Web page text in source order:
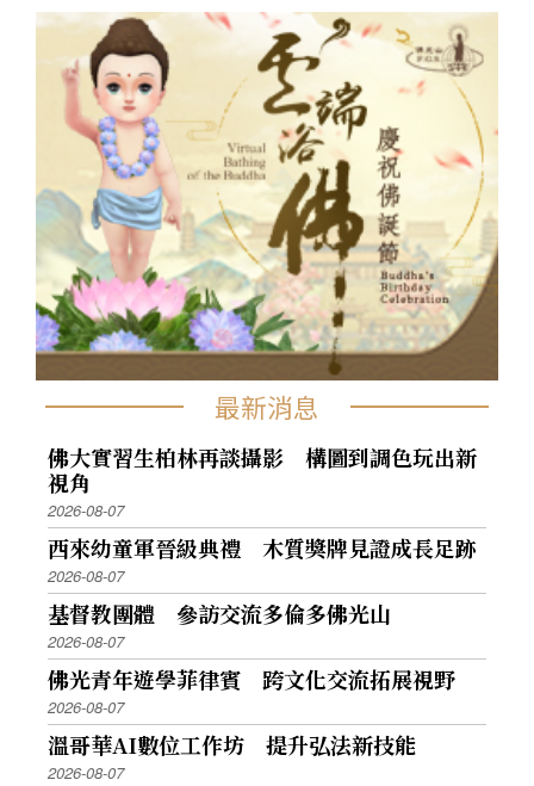
最新消息
佛大實習生柏林再談攝影 構圖到調色玩出新
視角
2026-08-07
西來幼童軍晉級典禮 木質獎牌見證成長足跡
2026-08-07
基督教團體 參訪交流多倫多佛光山
2026-08-07
佛光青年遊學菲律賓 跨文化交流拓展視野
2026-08-07
溫哥華AI數位工作坊 提升弘法新技能
2026-08-07